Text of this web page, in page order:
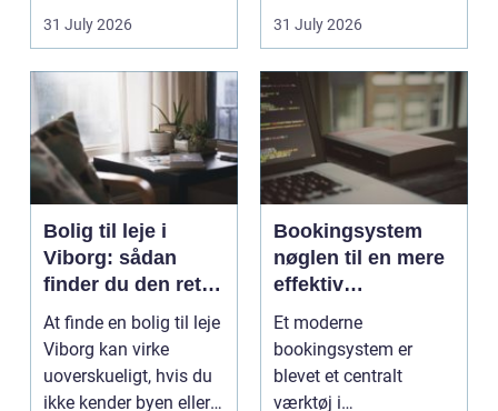
hjemmet. Flammerne
31 July 2026
København. Byen er
fyldt med dygtige...
31 July 2026
Bolig til leje i
Viborg: sådan
finder du den rette
lejlighed
At finde en bolig til leje
Viborg kan virke
uoverskueligt, hvis du
ikke kender byen eller
Bookingsystem
nøglen til en mere
effektiv
klinikhverdag
Et moderne
bookingsystem er
blevet et centralt
værktøj i